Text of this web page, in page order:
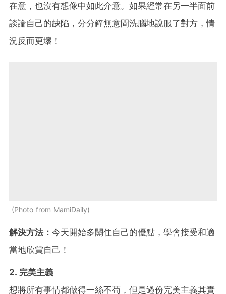
在意，也沒有想像中如此介意。如果經常在另一半面前
談論自己的缺陷，分分鐘無意間洗腦地說服了對方，情
況反而更壞！
Photo from MamiDaily
解決方法： 今天開始多關住自己的優點，學會接受和適
當地欣賞自己！
2. 完美主義
想將所有事情都做得一絲不苟，但是過份完美主義其實